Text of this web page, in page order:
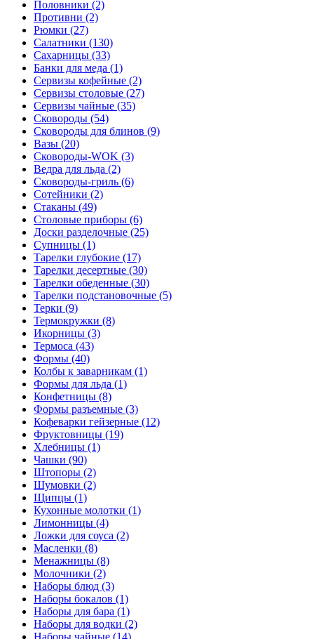
Половники (2)
Противни (2)
Рюмки (27)
Салатники (130)
Сахарницы (33)
Банки для меда (1)
Сервизы кофейные (2)
Сервизы столовые (27)
Сервизы чайные (35)
Сковороды (54)
Сковороды для блинов (9)
Вазы (20)
Сковороды-WOK (3)
Ведра для льда (2)
Сковороды-гриль (6)
Сотейники (2)
Стаканы (49)
Столовые приборы (6)
Доски разделочные (25)
Супницы (1)
Тарелки глубокие (17)
Тарелки десертные (30)
Тарелки обеденные (30)
Тарелки подстановочные (5)
Терки (9)
Термокружки (8)
Икорницы (3)
Термоса (43)
Формы (40)
Колбы к заварникам (1)
Формы для льда (1)
Конфетницы (8)
Формы разъемные (3)
Кофеварки гейзерные (12)
Фруктовницы (19)
Хлебницы (1)
Чашки (90)
Штопоры (2)
Шумовки (2)
Щипцы (1)
Кухонные молотки (1)
Лимонницы (4)
Ложки для соуса (2)
Масленки (8)
Менажницы (8)
Молочники (2)
Наборы блюд (3)
Наборы бокалов (1)
Наборы для бара (1)
Наборы для водки (2)
Наборы чайные (14)